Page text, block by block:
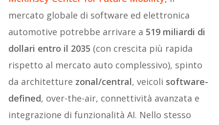
mercato globale di software ed elettronica
automotive potrebbe arrivare a 519 miliardi di
dollari entro il 2035 (con crescita più rapida
rispetto al mercato auto complessivo), spinto
da architetture zonal/central, veicoli software-
defined, over-the-air, connettività avanzata e
integrazione di funzionalità AI. Nello stesso